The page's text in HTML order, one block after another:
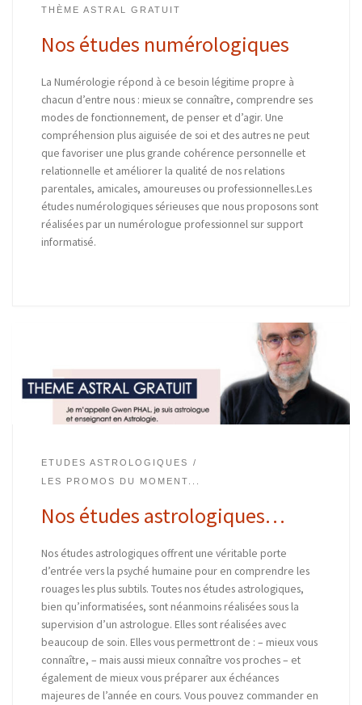
THÈME ASTRAL GRATUIT
Nos études numérologiques
La Numérologie répond à ce besoin légitime propre à
chacun d’entre nous : mieux se connaître, comprendre ses
modes de fonctionnement, de penser et d’agir. Une
compréhension plus aiguisée de soi et des autres ne peut
que favoriser une plus grande cohérence personnelle et
relationnelle et améliorer la qualité de nos relations
parentales, amicales, amoureuses ou professionnelles.Les
études numérologiques sérieuses que nous proposons sont
réalisées par un numérologue professionnel sur support
informatisé.
ETUDES ASTROLOGIQUES
LES PROMOS DU MOMENT...
Nos études astrologiques…
Nos études astrologiques offrent une véritable porte
d’entrée vers la psyché humaine pour en comprendre les
rouages les plus subtils. Toutes nos études astrologiques,
bien qu’informatisées, sont néanmoins réalisées sous la
supervision d’un astrologue. Elles sont réalisées avec
beaucoup de soin. Elles vous permettront de : – mieux vous
connaître, – mais aussi mieux connaître vos proches – et
également de mieux vous préparer aux échéances
majeures de l’année en cours. Vous pouvez commander en